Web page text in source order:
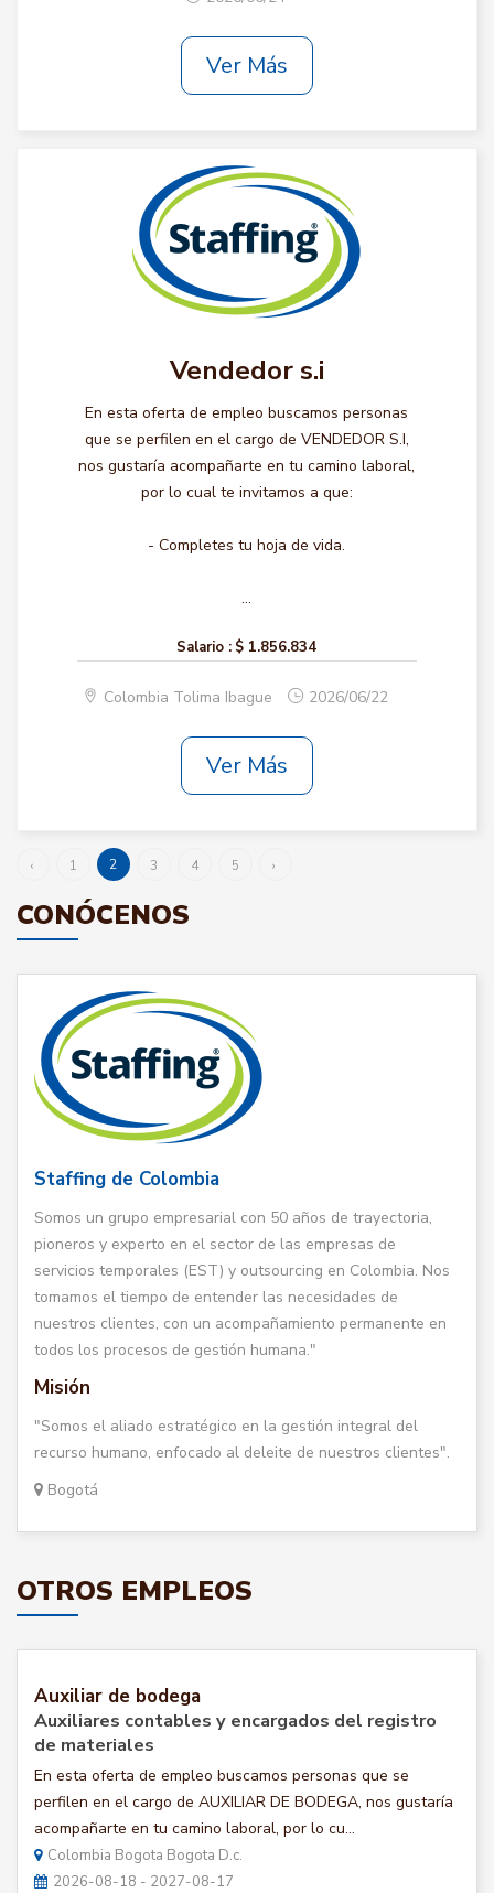
Ver Más
Vendedor s.i
En esta oferta de empleo buscamos personas
que se perfilen en el cargo de VENDEDOR S.I,
nos gustaría acompañarte en tu camino laboral,
por lo cual te invitamos a que:
- Completes tu hoja de vida.
...
Salario : $ 1.856.834
Colombia Tolima Ibague 2026/06/22
Ver Más
‹ 1 2 3 4 5 ›
CONÓCENOS
Staffing de Colombia
Somos un grupo empresarial con 50 años de trayectoria,
pioneros y experto en el sector de las empresas de
servicios temporales (EST) y outsourcing en Colombia. Nos
tomamos el tiempo de entender las necesidades de
nuestros clientes, con un acompañamiento permanente en
todos los procesos de gestión humana."
Misión
"Somos el aliado estratégico en la gestión integral del
recurso humano, enfocado al deleite de nuestros clientes".
Bogotá
OTROS EMPLEOS
Auxiliar de bodega
Auxiliares contables y encargados del registro
de materiales
En esta oferta de empleo buscamos personas que se
perfilen en el cargo de AUXILIAR DE BODEGA, nos gustaría
acompañarte en tu camino laboral, por lo cu...
Colombia Bogota Bogota D.c.
2026-08-18 - 2027-08-17